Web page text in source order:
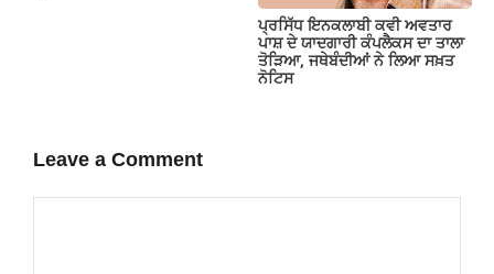
ਪ੍ਰਸਿੱਧ ਇਨਕਲਾਬੀ ਕਵੀ ਅਵਤਾਰ
ਪਾਸ਼ ਦੇ ਯਾਦਗਾਰੀ ਕੰਪਲੈਕਸ ਦਾ ਤਾਲਾ
ਤੋੜਿਆ, ਜਥੇਬੰਦੀਆਂ ਨੇ ਲਿਆ ਸਖ਼ਤ
ਨੋਟਿਸ
Leave a Comment